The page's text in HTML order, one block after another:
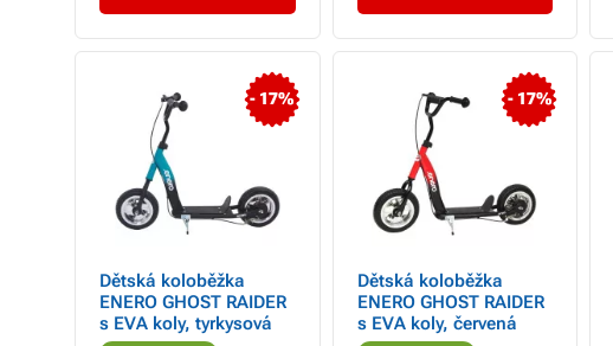
- 17%
Dětská koloběžka
ENERO GHOST RAIDER
s EVA koly, tyrkysová
- 17%
Dětská koloběžka
ENERO GHOST RAIDER
s EVA koly, červená